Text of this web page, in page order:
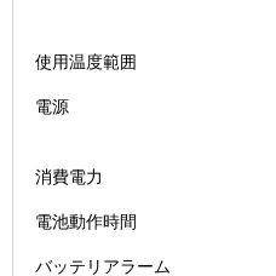
使用温度範囲
電源
消費電力
電池動作時間
バッテリアラーム